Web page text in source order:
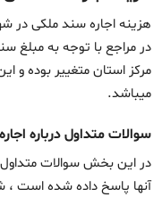
هزینه اجاره سند ملکی
در مراجع با توجه به مبلغ
میباشد.
سوالات متداول درباره
در این بخش سوالات متداول
آنها پاسخ داده شده است